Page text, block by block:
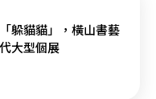
躲貓貓」，橫山書藝
大型個展